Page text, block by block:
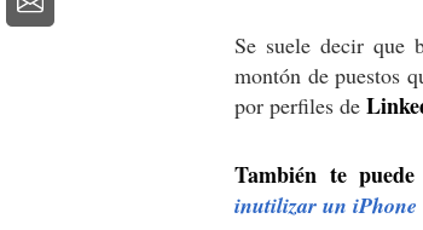
Se suele decir que
montón de puestos
por perfiles de
También te
inutilizar un iPhone